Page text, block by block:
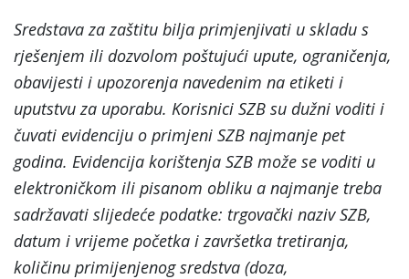
Sredstava za zaštitu bilja primjenjivati u skladu s
rješenjem ili dozvolom poštujući upute, ograničenja,
obavijesti i upozorenja navedenim na etiketi i
uputstvu za uporabu. Korisnici SZB su dužni voditi i
čuvati evidenciju o primjeni SZB najmanje pet
godina. Evidencija korištenja SZB može se voditi u
elektroničkom ili pisanom obliku a najmanje treba
sadržavati slijedeće podatke: trgovački naziv SZB,
datum i vrijeme početka i završetka tretiranja,
količinu primijenjenog sredstva (doza,